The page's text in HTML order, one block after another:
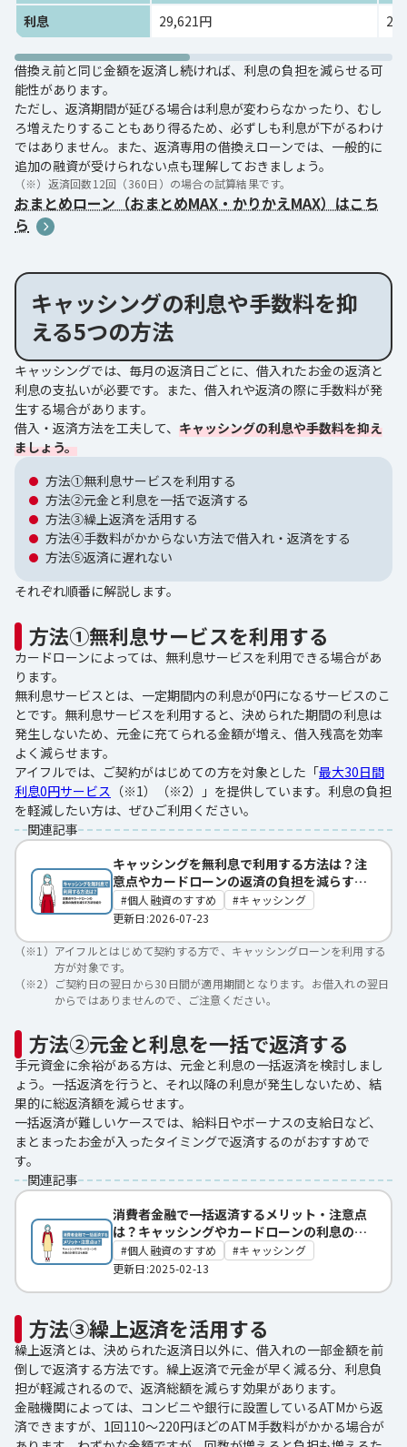
利息 29,621円
借換え前と同じ金額を返済し続ければ、利息の負担を減らせる可
能性があります。
ただし、返済期間が延びる場合は利息が変わらなかったり、むし
ろ増えたりすることもあり得るため、必ずしも利息が下がるわけ
ではありません。また、返済専用の借換えローンでは、一般的に
追加の融資が受けられない点も理解しておきましょう。
（※） 返済回数12回（360日）の場合の試算結果です。
おまとめローン（おまとめMAX・かりかえMAX）はこち
ら
キャッシングの利息や手数料を抑
える5つの方法
キャッシングでは、毎月の返済日ごとに、借入れたお金の返済と
利息の支払いが必要です。また、借入れや返済の際に手数料が発
生する場合があります。
借入・返済方法を工夫して、 キャッシングの利息や手数料を抑え
ましょう。
方法①無利息サービスを利用する
方法②元金と利息を一括で返済する
方法③繰上返済を活用する
方法④手数料がかからない方法で借入れ・返済をする
方法⑤返済に遅れない
それぞれ順番に解説します。
方法①無利息サービスを利用する
カードローンによっては、無利息サービスを利用できる場合があ
ります。
無利息サービスとは、一定期間内の利息が0円になるサービスのこ
とです。無利息サービスを利用すると、決められた期間の利息は
発生しないため、元金に充てられる金額が増え、借入残高を効率
よく減らせます。
アイフルでは、ご契約がはじめての方を対象とした「最大30日間
利息0円サービス （※1）（※2）」を提供しています。利息の負担
を軽減したい方は、ぜひご利用ください。
関連記事
キャッシングを無利息で利用する方法は？注
意点やカードローンの返済の負担を減らす方
法を紹介
個人融資のすすめ
キャッシング
更新日:2026-07-23
（※1） アイフルとはじめて契約する方で、キャッシングローンを利用する
方が対象です。
（※2） ご契約日の翌日から30日間が適用期間となります。お借入れの翌日
からではありませんので、ご注意ください。
方法②元金と利息を一括で返済する
手元資金に余裕がある方は、元金と利息の一括返済を検討しまし
ょう。一括返済を行うと、それ以降の利息が発生しないため、結
果的に総返済額を減らせます。
一括返済が難しいケースでは、給料日やボーナスの支給日など、
まとまったお金が入ったタイミングで返済するのがおすすめで
す。
関連記事
消費者金融で一括返済するメリット・注意点
は？キャッシングやカードローンの利息の計
算方法も解説
個人融資のすすめ
キャッシング
更新日:2025-02-13
方法③繰上返済を活用する
繰上返済とは、決められた返済日以外に、借入れの一部金額を前
倒しで返済する方法です。繰上返済で元金が早く減る分、利息負
担が軽減されるので、返済総額を減らす効果があります。
金融機関によっては、コンビニや銀行に設置しているATMから返
済できますが、1回110～220円ほどのATM手数料がかかる場合が